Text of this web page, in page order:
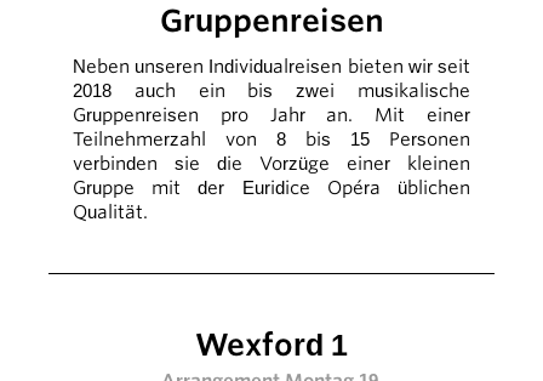
Gruppenreisen
Neben unseren Individualreisen bieten wir seit
2018 auch ein bis zwei musikalische
Gruppenreisen pro Jahr an. Mit einer
Teilnehmerzahl von 8 bis 15 Personen
verbinden sie die Vorzüge einer kleinen
Gruppe mit der Euridice Opéra üblichen
Qualität.
Wexford 1